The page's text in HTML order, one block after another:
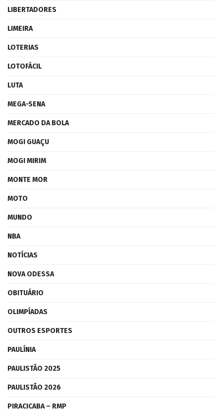
LIBERTADORES
LIMEIRA
LOTERIAS
LOTOFÁCIL
LUTA
MEGA-SENA
MERCADO DA BOLA
MOGI GUAÇU
MOGI MIRIM
MONTE MOR
MOTO
MUNDO
NBA
NOTÍCIAS
NOVA ODESSA
OBITUÁRIO
OLIMPÍADAS
OUTROS ESPORTES
PAULÍNIA
PAULISTÃO 2025
PAULISTÃO 2026
PIRACICABA – RMP